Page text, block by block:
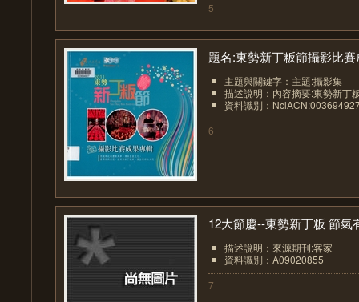
5
題名:東勢新丁粄節攝影比賽
主題與關鍵字：主題:攝影集
描述說明：內容摘要:東勢新丁
資料識別：
6
12大節慶--東勢新丁粄 節氣
描述說明：來源期刊:客家
資料識別：A09020855
7